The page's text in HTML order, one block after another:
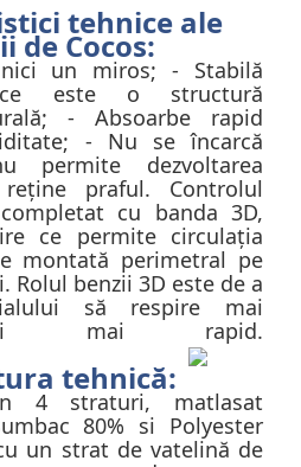
tehnice ale
de Cocos:
un miros; - Stabilă
este o structură
- Absoarbe rapid
- Nu se încarcă
permite dezvoltarea
praful. Controlul
cu banda 3D,
ce permite circulaţia
montată perimetral pe
Rolul benzii 3D este de a
să respire mai
mai rapid.
tehnică:
4 straturi, matlasat
80% si Polyester
un strat de vatelină de